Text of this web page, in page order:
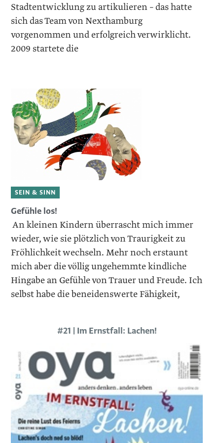
Stadtentwicklung zu artikulieren – das hatte
sich das Team von Nexthamburg
vorgenommen und erfolgreich verwirklicht.
2009 startete die
SEIN & SINN
Gefühle los!
An kleinen Kindern überrascht mich immer
wieder, wie sie plötzlich von Traurigkeit zu
Fröhlichkeit wechseln. Mehr noch erstaunt
mich aber die völlig ungehemmte kindliche
Hingabe an Gefühle von Trauer und Freude. Ich
selbst habe die beneidenswerte Fähigkeit,
#21 | Im Ernstfall: Lachen!